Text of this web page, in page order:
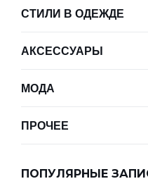
СТИЛИ В ОДЕЖДЕ
АКСЕССУАРЫ
МОДА
ПРОЧЕЕ
ПОПУЛЯРНЫЕ